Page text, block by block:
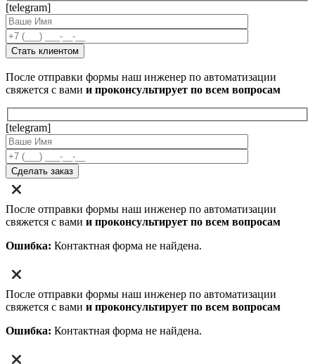
[telegram]
После отправки формы наш инженер по автоматизации
свяжется с вами и проконсультирует по всем вопросам
[telegram]
После отправки формы наш инженер по автоматизации
свяжется с вами и проконсультирует по всем вопросам
Ошибка: Контактная форма не найдена.
После отправки формы наш инженер по автоматизации
свяжется с вами и проконсультирует по всем вопросам
Ошибка: Контактная форма не найдена.